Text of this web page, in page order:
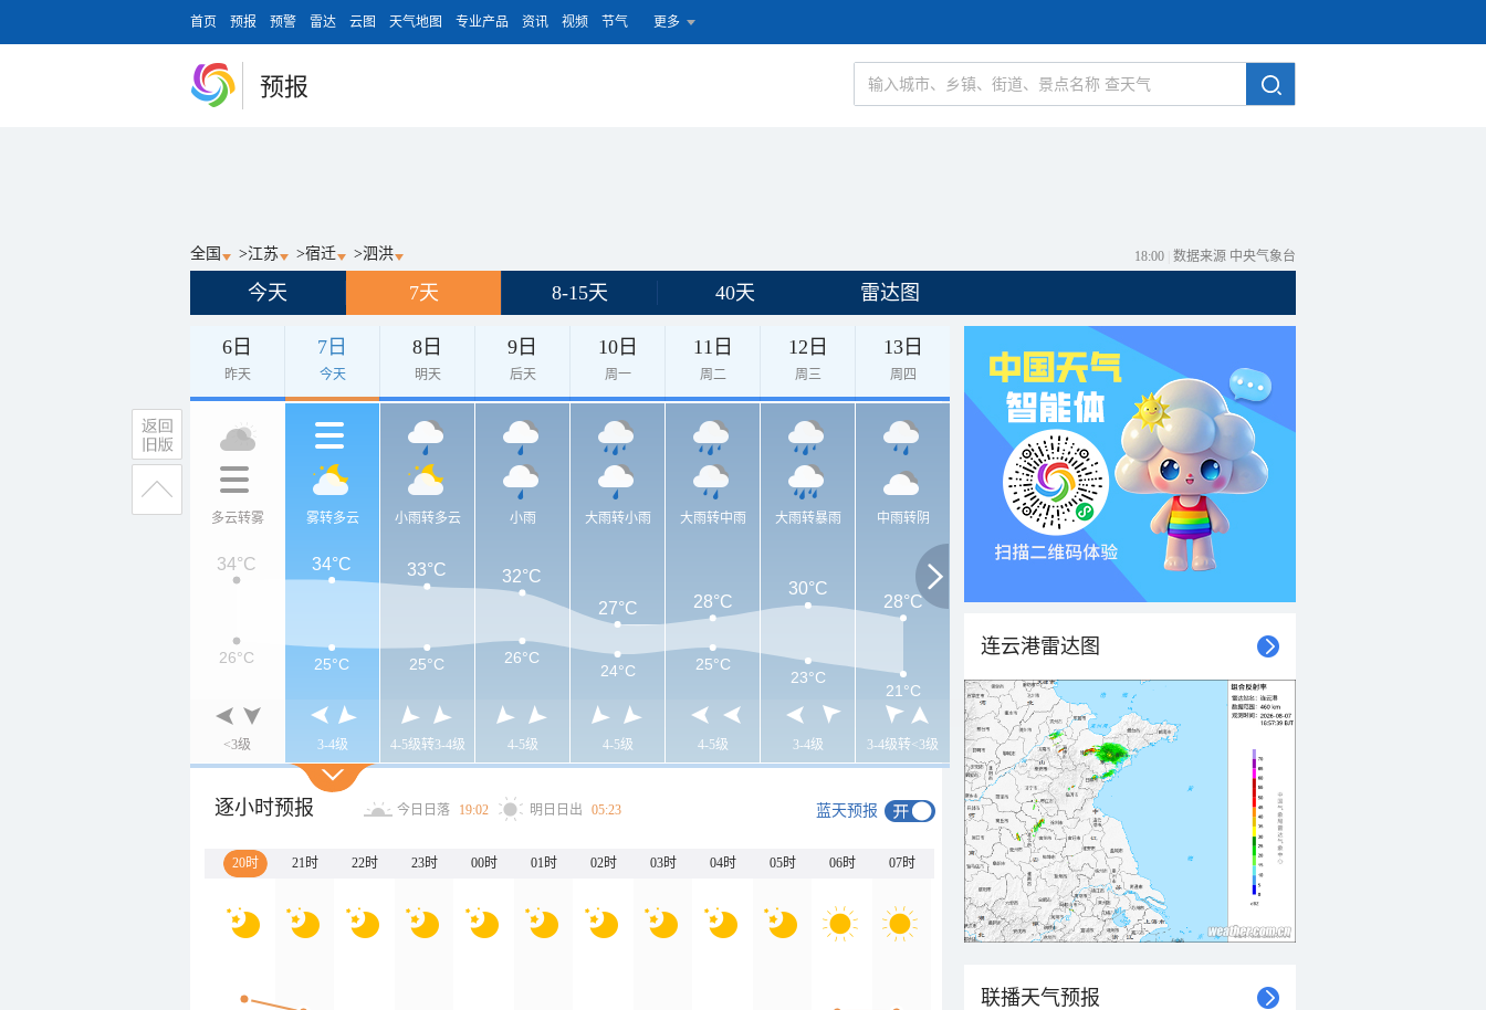
首页 预报 预警 雷达 云图 天气地图 专业产品 资讯 视频 节气 更多
预报
全国 >江苏 >宿迁 >泗洪 18:00 数据来源 中央气象台
今天 7天 8-15天 40天 雷达图
6日
昨天
7日
今天
8日
明天
9日
后天
10日
周一
11日
周二
12日
周三
13日
周四
多云转雾
<3级
雾转多云
3-4级
小雨转多云
4-5级转3-4级
小雨
4-5级
大雨转小雨
4-5级
大雨转中雨
4-5级
大雨转暴雨
3-4级
中雨转阴
3-4级转<3级
34°C 34°C 33°C 32°C
27°C 28°C
30°C
28°C
26°C 25°C 25°C 26°C
24°C 25°C
23°C
21°C
逐小时预报 今日日落 19:02 明日日出 05:23 蓝天预报
20时 21时 22时 23时 00时 01时 02时 03时 04时 05时 06时 07时
连云港雷达图
联播天气预报